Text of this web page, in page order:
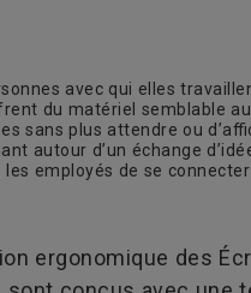
avec qui elles
du matériel semblable au
sans plus attendre ou
autour d’un échange
employés de se
ergonomique des